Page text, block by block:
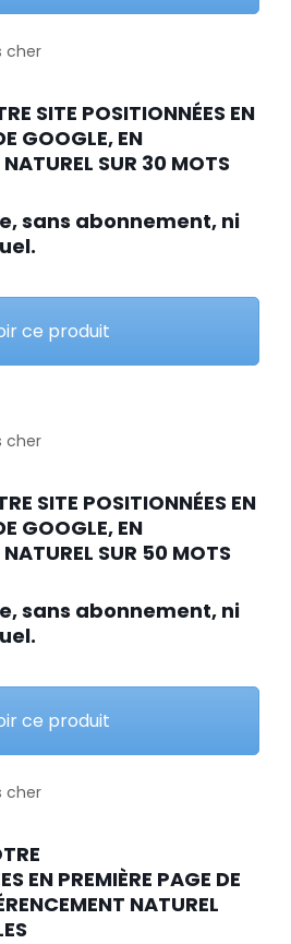
SITE POSITIONNÉES EN
GOOGLE, EN
NATUREL SUR 30 MOTS
sans abonnement, ni
ce produit
SITE POSITIONNÉES EN
GOOGLE, EN
NATUREL SUR 50 MOTS
sans abonnement, ni
ce produit
EN PREMIÈRE PAGE DE
NATUREL